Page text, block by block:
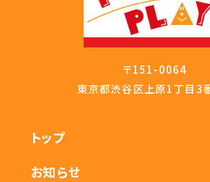
〒151-0064
東京都渋谷区上原1丁目3
トップ
お知らせ